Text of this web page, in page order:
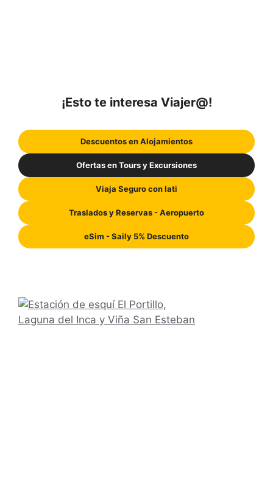
¡Esto te interesa Viajer@!
Descuentos en Alojamientos
Ofertas en Tours y Excursiones
Viaja Seguro con Iati
Traslados y Reservas - Aeropuerto
eSim - Saily 5% Descuento